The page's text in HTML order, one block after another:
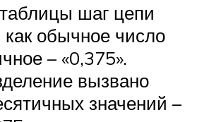
шаг цепи
как обычное число
– «0,375».
вызвано
значений –